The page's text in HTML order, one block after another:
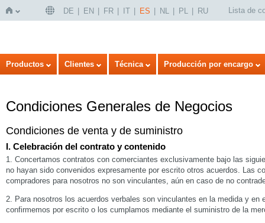
Inicio
DE EN FR IT ES NL PL RU Lista de
Productos Clientes Técnica Producción por encargo
Condiciones Generales de Negocios
Condiciones de venta y de suministro
I. Celebración del contrato y contenido
1. Concertamos contratos con comerciantes exclusivamente bajo las
no hayan sido convenidos expresamente por escrito otros acuerdos. Las
compradores para nosotros no son vinculantes, aún en caso de no
2. Para nosotros los acuerdos verbales son vinculantes en la medida y en
confirmemos por escrito o los cumplamos mediante el suministro de la